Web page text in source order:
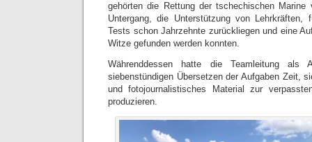
gehörten die Rettung der tschechischen Marine
Untergang, die Unterstützung von
Tests schon Jahrzehnte zurückliegen und eine
Witze gefunden werden konnten.
Währenddessen hatte die Teamleitung als
siebenstündigen Übersetzen der Aufgaben Zeit,
und fotojournalistisches Material zur
produzieren.